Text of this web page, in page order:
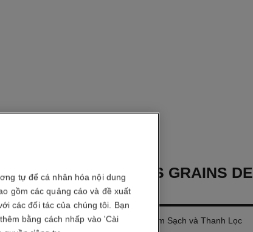
SUBLIMAGE LES GRAINS DE
VANILLE
Tẩy Tế Bào Chết Vượt Trội: Làm Sạch và Thanh Lọc
tự để cá nhân hóa nội dung
gồm các quảng cáo và đề xuất
các đối tác của chúng tôi. Bạn
bằng cách nhấp vào 'Cài